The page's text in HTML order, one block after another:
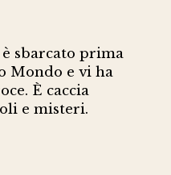
sbarcato prima
Mondo e vi ha
È caccia
e misteri.